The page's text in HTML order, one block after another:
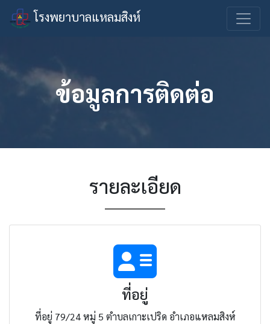
โรงพยาบาลแหลมสิงห์
ข้อมูลการติดต่อ
รายละเอียด
ที่อยู่
ที่อยู่ 79/24 หมู่ 5 ตำบลเกาะเปริด อำเภอแหลมสิงห์